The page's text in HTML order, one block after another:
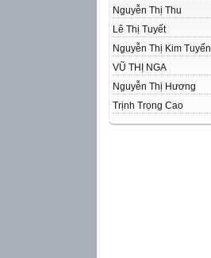
Nguyễn Thị Thu
Lê Thị Tuyết
Nguyễn Thị Kim Tuyến
VŨ THỊ NGA
Nguyễn Thị Hương
Trịnh Trọng Cao